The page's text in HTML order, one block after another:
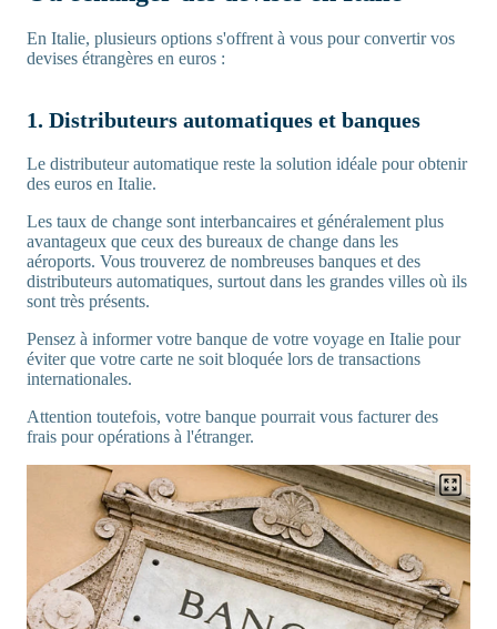
En Italie, plusieurs options s'offrent à vous pour convertir vos
devises étrangères en euros :
1. Distributeurs automatiques et banques
Le distributeur automatique reste la solution idéale pour obtenir
des euros en Italie.
Les taux de change sont interbancaires et généralement plus
avantageux que ceux des bureaux de change dans les
aéroports. Vous trouverez de nombreuses banques et des
distributeurs automatiques, surtout dans les grandes villes où ils
sont très présents.
Pensez à informer votre banque de votre voyage en Italie pour
éviter que votre carte ne soit bloquée lors de transactions
internationales.
Attention toutefois, votre banque pourrait vous facturer des
frais pour opérations à l'étranger.